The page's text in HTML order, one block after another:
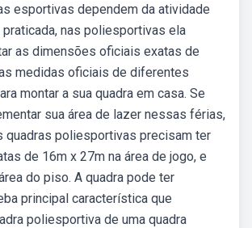
esportivas dependem da atividade
nas poliesportivas ela
as dimensões oficiais exatas de
medidas oficiais de diferentes
montar a sua quadra em casa. Se
sua área de lazer nessas férias,
quadras poliesportivas precisam ter
de 16m x 27m na área de jogo, e
do piso. A quadra pode ter
principal característica que
poliesportiva de uma quadra